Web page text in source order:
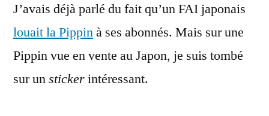
probablement
par
NTT
J’avais déjà parlé du fait qu’un FAI japonais
louait la Pippinà ses abonnés. Mais sur une
Pippin vue en vente au Japon, je suis tombé
sur unstickerintéressant.